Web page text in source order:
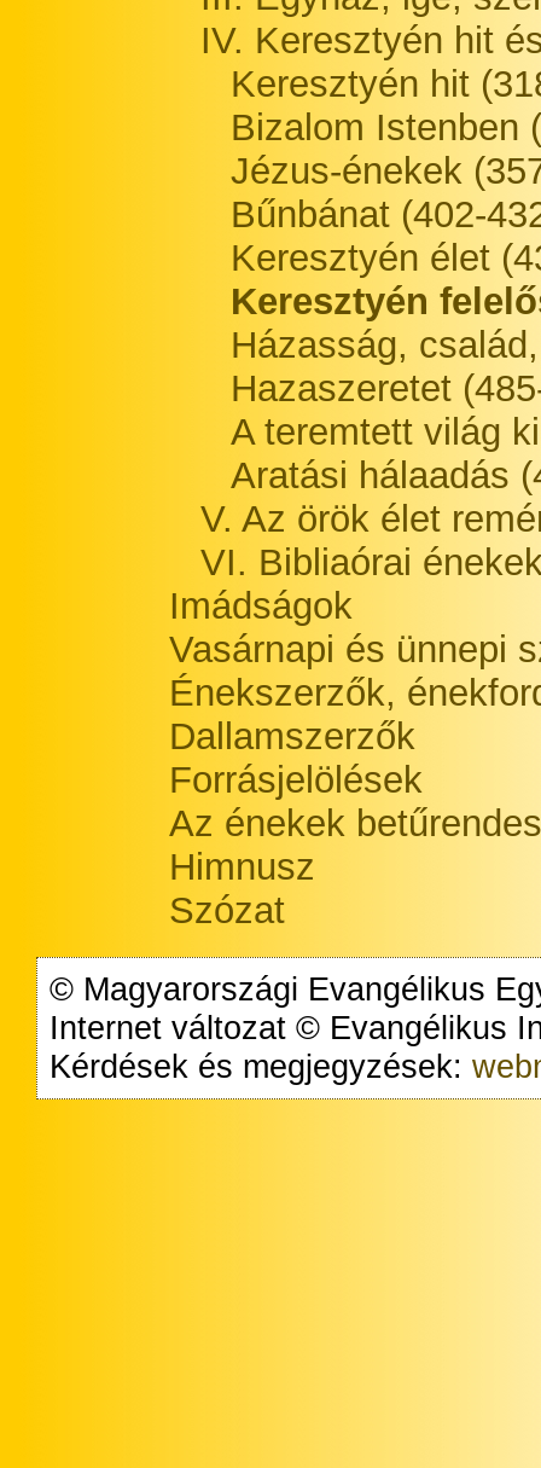
IV. Keresztyén hit
Keresztyén hit
Bizalom Istenben
Jézus-énekek
Bűnbánat (402-
Keresztyén élet
Keresztyén
Házasság,
Hazaszeretet
A teremtett világ
Aratási hálaadás
V. Az örök élet
VI. Bibliaórai
Imádságok
Vasárnapi és ünnepi
Énekszerzők,
Dallamszerzők
Forrásjelölések
Az énekek
Himnusz
Szózat
© Magyarországi Evangélikus
Internet változat © Evangélikus
Kérdések és megjegyzések: